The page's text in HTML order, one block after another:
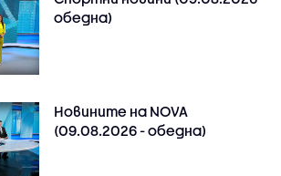
обедна)
Новините на NOVA
(09.08.2026 - обедна)